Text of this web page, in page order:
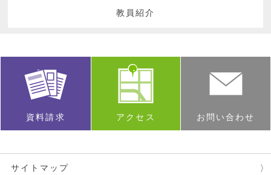
教員紹介
資料請求 アクセス お問い合わせ
サイトマップ